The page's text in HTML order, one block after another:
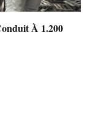
À 1.200